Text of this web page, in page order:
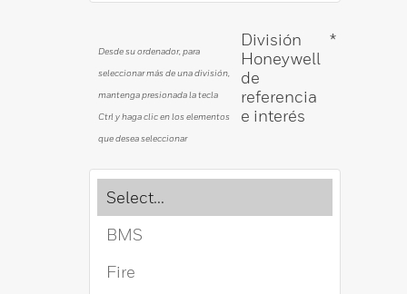
*
División
Honeywell
de
referencia
e interés
Desde su ordenador, para
seleccionar más de una división,
mantenga presionada la tecla
Ctrl y haga clic en los elementos
que desea seleccionar